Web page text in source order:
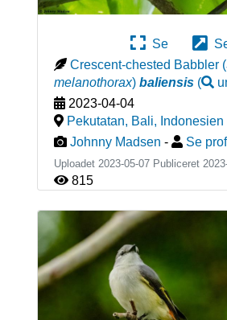
Se
Crescent-chested Babbler (
melanothorax) baliensis(
2023-04-04
Pekutatan, Bali, Indonesien
Johnny Madsen - Se
Uploadet 2023-05-07 Publiceret
815